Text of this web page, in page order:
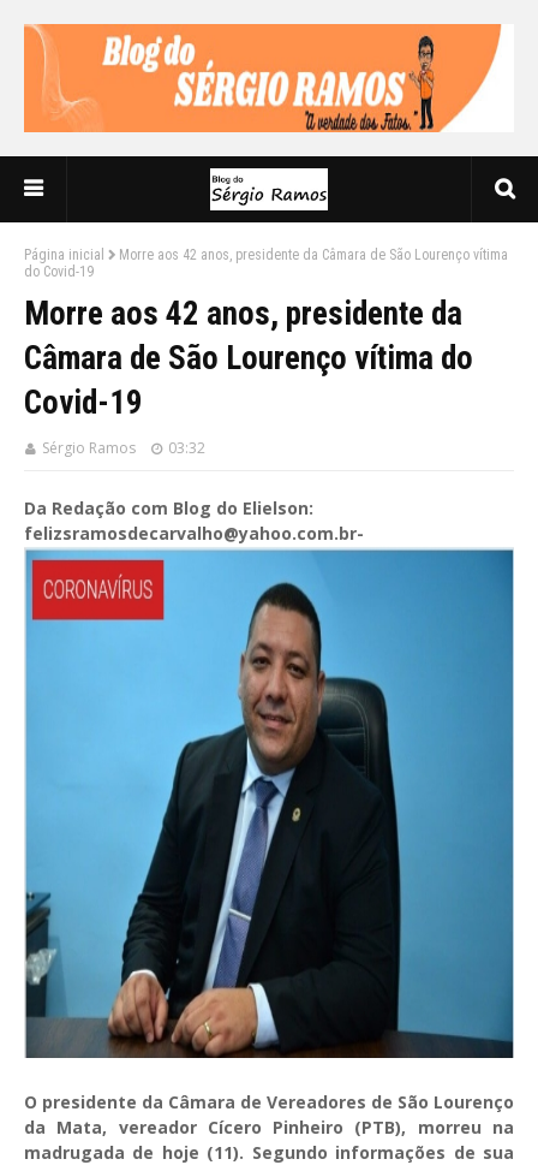
Página inicial
Morre aos 42 anos, presidente da Câmara de São Lourenço vítima
do Covid-19
Morre aos 42 anos, presidente da
Câmara de São Lourenço vítima do
Covid-19
Sérgio Ramos 03:32
Da Redação com Blog do Elielson:
felizsramosdecarvalho@yahoo.com.br-
O presidente da Câmara de Vereadores de São Lourenço
da Mata, vereador Cícero Pinheiro (PTB), morreu na
madrugada de hoje (11). Segundo informações de sua